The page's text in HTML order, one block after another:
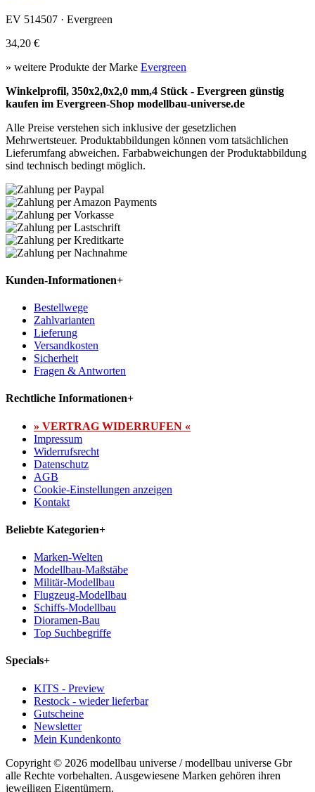
EV 514507 · Evergreen
34,20 €
» weitere Produkte der Marke Evergreen
Winkelprofil, 350x2,0x2,0 mm,4 Stück - Evergreen günstig
kaufen im Evergreen-Shop modellbau-universe.de
Alle Preise verstehen sich inklusive der gesetzlichen
Mehrwertsteuer. Produktabbildungen können vom tatsächlichen
Lieferumfang abweichen. Farbabweichungen der Produktabbildung
sind technisch bedingt möglich.
Kunden-Informationen+
Bestellwege
Zahlvarianten
Lieferung
Versandkosten
Sicherheit
Fragen & Antworten
Rechtliche Informationen+
» VERTRAG WIDERRUFEN «
Impressum
Widerrufsrecht
Datenschutz
AGB
Cookie-Einstellungen anzeigen
Kontakt
Beliebte Kategorien+
Marken-Welten
Modellbau-Maßstäbe
Militär-Modellbau
Flugzeug-Modellbau
Schiffs-Modellbau
Dioramen-Bau
Top Suchbegriffe
Specials+
KITS - Preview
Restock - wieder lieferbar
Gutscheine
Newsletter
Mein Kundenkonto
Copyright © 2026 modellbau universe / modellbau universe Gbr
alle Rechte vorbehalten. Ausgewiesene Marken gehören ihren
jeweiligen Eigentümern.